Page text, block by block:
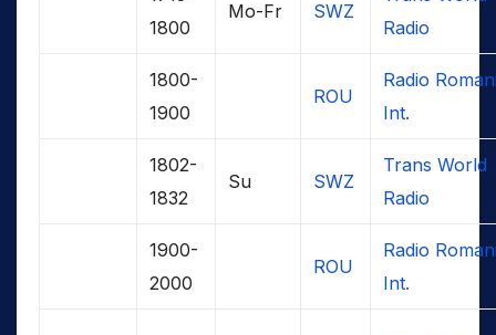
1800
Mo-Fr SWZ
Radio
1800-
1900
ROU
Radio
Int.
1802-
1832
Su SWZ
Trans World
Radio
1900-
2000
ROU
Radio
Int.